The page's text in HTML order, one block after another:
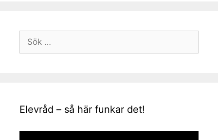
efter:
Elevråd – så här funkar det!